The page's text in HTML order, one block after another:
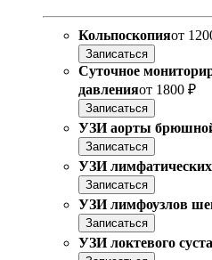
Кольпоскопияот
Записаться
Суточное
давленияот 1800 ₽
Записаться
УЗИ аорты
Записаться
УЗИ лимфатических
Записаться
УЗИ лимфоузлов
Записаться
УЗИ локтевого